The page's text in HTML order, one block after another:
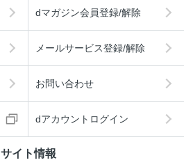
dマガジン会員登録/解除
メールサービス登録/解除
お問い合わせ
dアカウントログイン
サイト情報